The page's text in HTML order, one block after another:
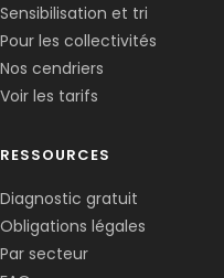
Sensibilisation et tri
Pour les collectivités
Nos cendriers
Voir les tarifs
RESSOURCES
Diagnostic gratuit
Obligations légales
Par secteur